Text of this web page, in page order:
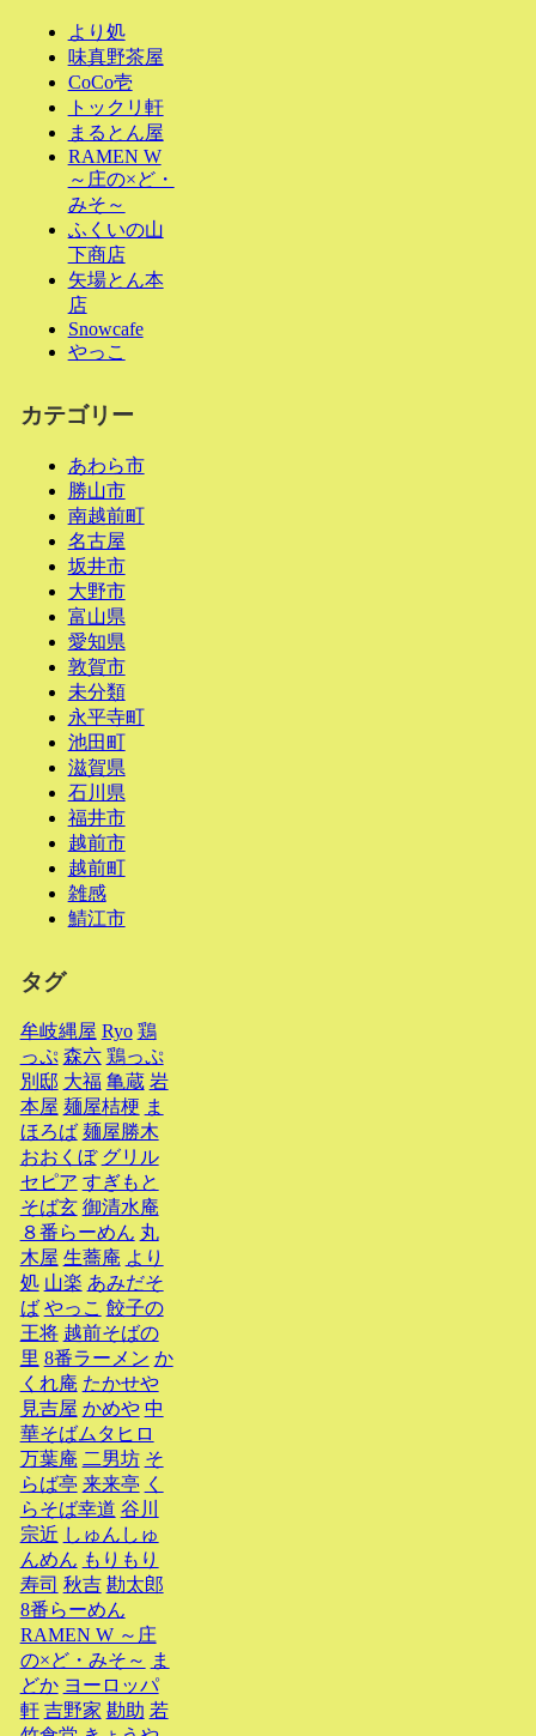
より処
味真野茶屋
CoCo壱
トックリ軒
まるとん屋
RAMEN W
～庄の×ど・
みそ～
ふくいの山
下商店
矢場とん本
店
Snowcafe
やっこ
カテゴリー
あわら市
勝山市
南越前町
名古屋
坂井市
大野市
富山県
愛知県
敦賀市
未分類
永平寺町
池田町
滋賀県
石川県
福井市
越前市
越前町
雑感
鯖江市
タグ
牟岐縄屋 Ryo 鶏
っぷ 森六 鶏っぷ
別邸 大福 亀蔵 岩
本屋 麺屋桔梗 ま
ほろば 麺屋勝木
おおくぼ グリル
セピア すぎもと
そば玄 御清水庵
８番らーめん 丸
木屋 生蕎庵 より
処 山楽 あみだそ
ば やっこ 餃子の
王将 越前そばの
里 8番ラーメン か
くれ庵 たかせや
見吉屋 かめや 中
華そばムタヒロ
万葉庵 二男坊 そ
らば亭 来来亭 く
らそば幸道 谷川
宗近 しゅんしゅ
んめん もりもり
寿司 秋吉 勘太郎
8番らーめん
RAMEN W ～庄
の×ど・みそ～ ま
どか ヨーロッパ
軒 吉野家 勘助 若